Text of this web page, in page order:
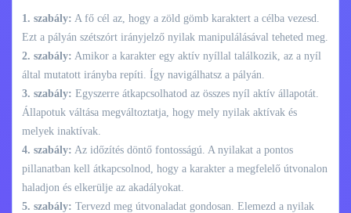
1. szabály: A fő cél az, hogy a zöld gömb karaktert a célba vezesd.
Ezt a pályán szétszórt irányjelző nyilak manipulálásával teheted meg.
2. szabály: Amikor a karakter egy aktív nyíllal találkozik, az a nyíl
által mutatott irányba repíti. Így navigálhatsz a pályán.
3. szabály: Egyszerre átkapcsolhatod az összes nyíl aktív állapotát.
Állapotuk váltása megváltoztatja, hogy mely nyilak aktívak és
melyek inaktívak.
4. szabály: Az időzítés döntő fontosságú. A nyilakat a pontos
pillanatban kell átkapcsolnod, hogy a karakter a megfelelő útvonalon
haladjon és elkerülje az akadályokat.
5. szabály: Tervezd meg útvonaladat gondosan. Elemezd a nyilak